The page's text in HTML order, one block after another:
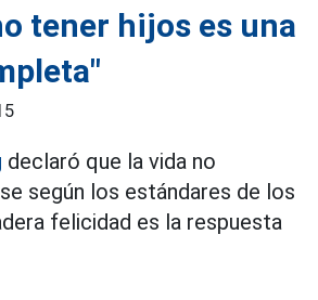
tener hijos es una
declaró que la vida no
según los estándares de los
felicidad es la respuesta